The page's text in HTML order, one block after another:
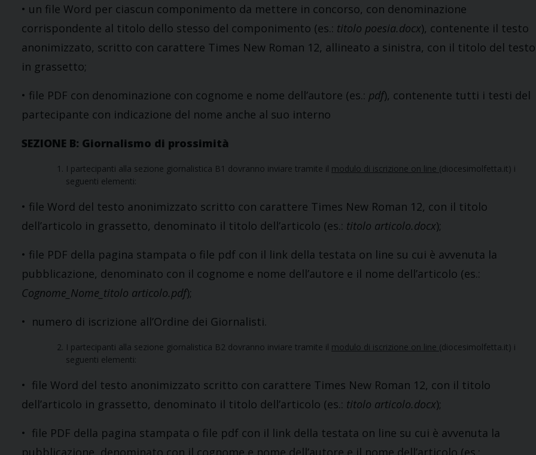
• un file Word per ciascun componimento da mettere in concorso, con denominazione
corrispondente al titolo dello stesso del componimento (es.: titolo poesia.docx), contenente il testo
anonimizzato, scritto con carattere Times New Roman 12, allineato a sinistra, con il titolo del testo
in grassetto;
• file PDF con denominazione con cognome e nome dell’autore (es.: pdf), contenente tutti i testi del
partecipante con indicazione del nome anche al suo interno
SEZIONE B: Giornalismo di prossimità
I partecipanti alla sezione giornalistica B1 dovranno inviare tramite il modulo di iscrizione on line (diocesimolfetta.it) i
seguenti elementi:
• file Word del testo anonimizzato scritto con carattere Times New Roman 12, con il titolo
dell’articolo in grassetto, denominato il titolo dell’articolo (es.: titolo articolo.docx);
• file PDF della pagina stampata o file pdf con il link della testata on line su cui è avvenuta la
pubblicazione, denominato con il cognome e nome dell’autore e il nome dell’articolo (es.:
Cognome_Nome_titolo articolo.pdf);
• numero di iscrizione all’Ordine dei Giornalisti.
I partecipanti alla sezione giornalistica B2 dovranno inviare tramite il modulo di iscrizione on line (diocesimolfetta.it) i
seguenti elementi:
• file Word del testo anonimizzato scritto con carattere Times New Roman 12, con il titolo
dell’articolo in grassetto, denominato il titolo dell’articolo (es.: titolo articolo.docx);
• file PDF della pagina stampata o file pdf con il link della testata on line su cui è avvenuta la